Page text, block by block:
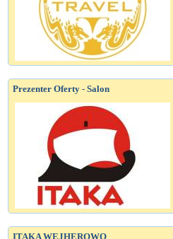
Prezenter Oferty - Salon
ITAKA WEJHEROWO